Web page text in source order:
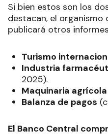
Si bien estos son los
destacan, el organismo
publicará otros
Turismo
Industria
2025).
Maquinaria agrícola
Balanza de pagos
El Banco Central